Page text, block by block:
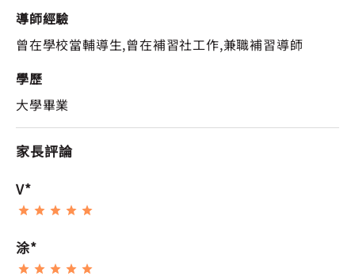
導師經驗
曾在學校當輔導生,曾在補習社工作,兼職補習導師
學歷
大學畢業
家長評論
V*
涂*